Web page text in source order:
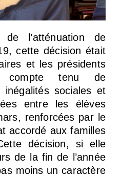
l’atténuation de
cette décision était
et les présidents
compte tenu de
inégalités sociales et
entre les élèves
renforcées par le
accordé aux familles
décision, si elle
de la fin de l’année
moins un caractère